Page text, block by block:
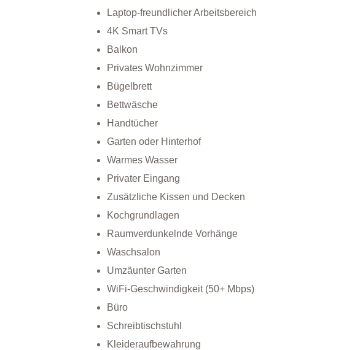
Laptop-freundlicher Arbeitsbereich
4K Smart TVs
Balkon
Privates Wohnzimmer
Bügelbrett
Bettwäsche
Handtücher
Garten oder Hinterhof
Warmes Wasser
Privater Eingang
Zusätzliche Kissen und Decken
Kochgrundlagen
Raumverdunkelnde Vorhänge
Waschsalon
Umzäunter Garten
WiFi-Geschwindigkeit (50+ Mbps)
Büro
Schreibtischstuhl
Kleideraufbewahrung